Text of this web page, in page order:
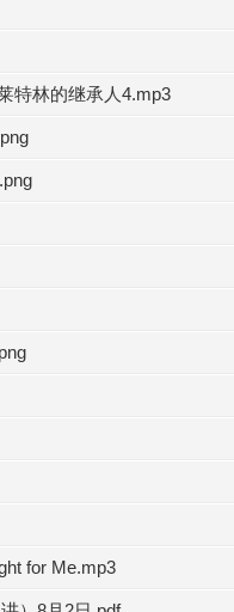
特林的继承人4.mp3
for Me.mp3